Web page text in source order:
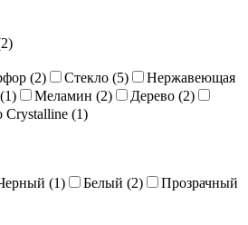
2)
(2) Стекло (5)
Нержавеющая
1) Меламин (2) Дерево (2)
Crystalline (1)
(1) Белый (2)
Прозрачный